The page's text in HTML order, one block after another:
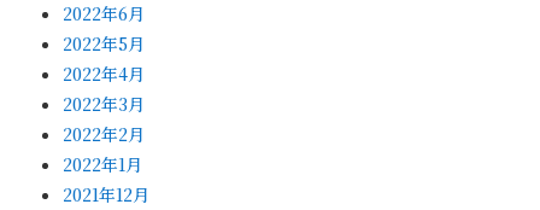
2022年6月
2022年5月
2022年4月
2022年3月
2022年2月
2022年1月
2021年12月